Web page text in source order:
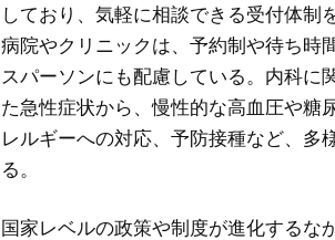
しており、気軽に相談できる受付体制
病院やクリニックは、予約制や待ち時
スパーソンにも配慮している。内科に
た急性症状から、慢性的な高血圧や糖
レルギーへの対応、予防接種など、多
る。
国家レベルの政策や制度が進化するな